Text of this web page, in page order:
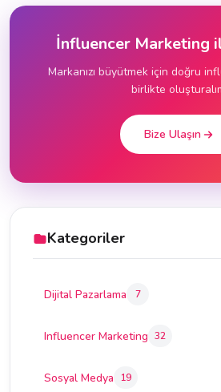
İnfluencer Marketing
Markanızı büyütmek için doğru
birlikte
Bize Ulaşın
Kategoriler
Dijital Pazarlama 7
Influencer Marketing 32
Sosyal Medya 19